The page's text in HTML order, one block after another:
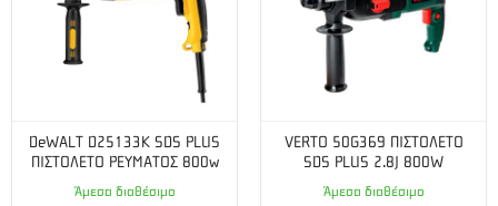
Βάρος: 1.65 kg
DeWALT D25133K SDS PLUS
ΠΙΣΤΟΛΕΤΟ ΡΕΥΜΑΤΟΣ 800w
Άμεσα διαθέσιμο
VERTO 50G369 ΠΙΣΤΟΛΕΤΟ
SDS PLUS 2.8J 800W
Άμεσα διαθέσιμο